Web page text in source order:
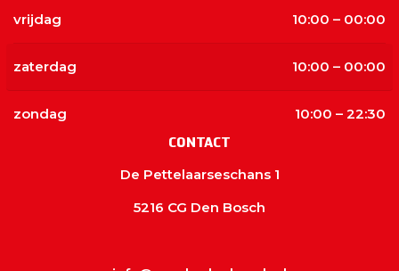
vrijdag 10:00 – 00:00
zaterdag 10:00 – 00:00
zondag 10:00 – 22:30
CONTACT
De Pettelaarseschans 1
5216 CG Den Bosch